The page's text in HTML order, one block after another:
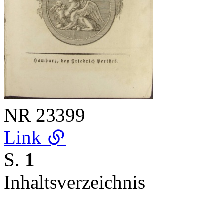
NR 23399
Link
S. 1
Inhaltsverzeichnis